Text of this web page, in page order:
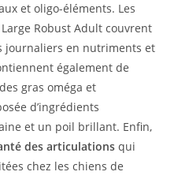
et oligo-éléments. Les
Large Robust Adult couvrent
journaliers en nutriments et
également de
gras oméga et
d’ingrédients
et un poil brillant. Enfin,
des articulations qui
chez les chiens de